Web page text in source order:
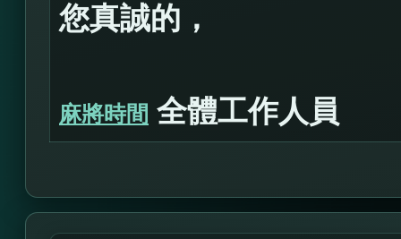
您真誠的，
麻將時間 全體工作人員